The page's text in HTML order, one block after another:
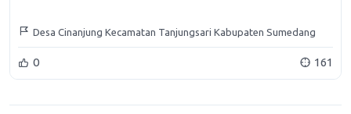
Desa Cinanjung Kecamatan Tanjungsari Kabupaten Sumedang
0 161